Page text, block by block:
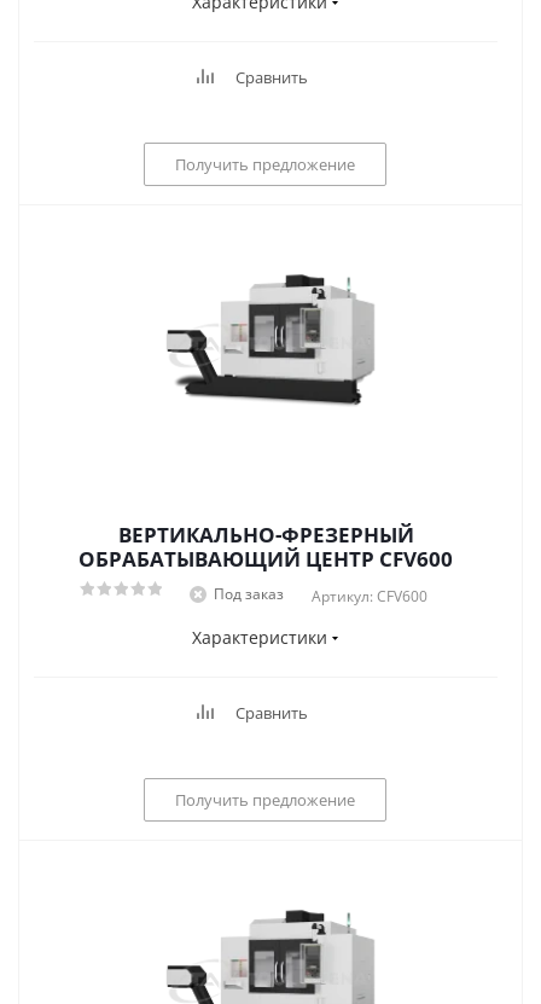
Сравнить
Получить предложение
ВЕРТИКАЛЬНО-ФРЕЗЕРНЫЙ
ОБРАБАТЫВАЮЩИЙ ЦЕНТР CFV600
Под заказ Артикул: CFV600
Характеристики
Сравнить
Получить предложение